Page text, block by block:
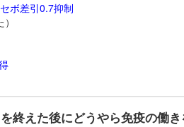
ボ差引0.7抑制
終えた後にどうやら免疫の働